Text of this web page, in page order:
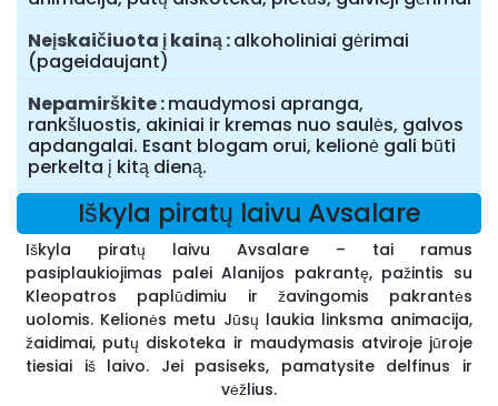
Neįskaičiuota į kainą alkoholiniai gėrimai
(pageidaujant)
Nepamirškite maudymosi apranga,
rankšluostis, akiniai ir kremas nuo saulės, galvos
apdangalai. Esant blogam orui, kelionė gali būti
perkelta į kitą dieną.
Iškyla piratų laivu Avsalare
Iškyla piratų laivu Avsalare – tai ramus
pasiplaukiojimas palei Alanijos pakrantę, pažintis su
Kleopatros paplūdimiu ir žavingomis pakrantės
uolomis. Kelionės metu Jūsų laukia linksma animacija,
žaidimai, putų diskoteka ir maudymasis atviroje jūroje
tiesiai iš laivo. Jei pasiseks, pamatysite delfinus ir
vėžlius.